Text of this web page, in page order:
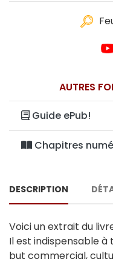
AUTRES
Guide ePub!
Chapitres
DESCRIPTION
Voici un extrait du
Il est indispensable à
but commercial,